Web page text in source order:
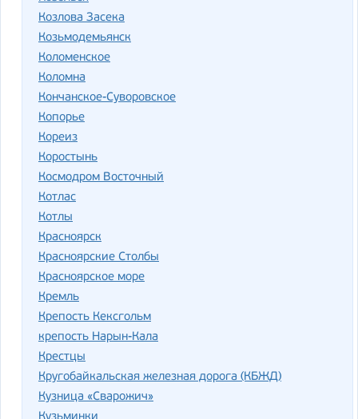
Козлова Засека
Козьмодемьянск
Коломенское
Коломна
Кончанское-Суворовское
Копорье
Кореиз
Коростынь
Космодром Восточный
Котлас
Котлы
Красноярск
Красноярские Столбы
Красноярское море
Кремль
Крепость Кексгольм
крепость Нарын-Кала
Крестцы
Кругобайкальская железная дорога (КБЖД)
Кузница «Сварожич»